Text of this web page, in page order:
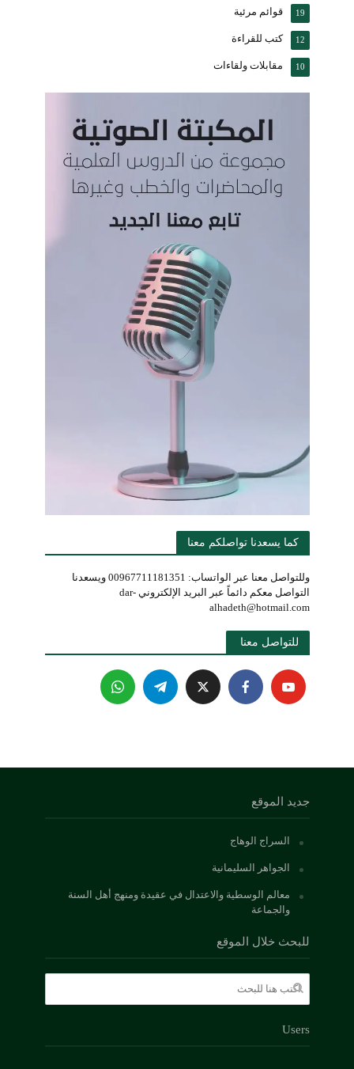
قوائم مرئية 19
كتب للقراءة 12
مقابلات ولقاءات 10
كما يسعدنا تواصلكم معنا
وللتواصل معنا عبر الواتساب: 00967711181351 ويسعدنا
التواصل معكم دائماً عبر البريد الإلكتروني dar-
alhadeth@hotmail.com
للتواصل معنا
جديد الموقع
السراج الوهاج
الجواهر السليمانية
معالم الوسطية والاعتدال في عقيدة ومنهج أهل السنة
والجماعة
للبحث خلال الموقع
Users